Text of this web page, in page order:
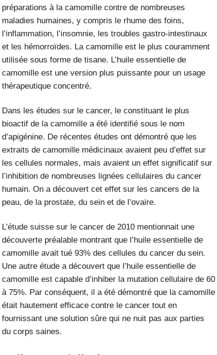
préparations à la camomille contre de nombreuses
maladies humaines, y compris le rhume des foins,
l’inflammation, l’insomnie, les troubles gastro-intestinaux
et les hémorroïdes. La camomille est le plus couramment
utilisée sous forme de tisane. L’huile essentielle de
camomille est une version plus puissante pour un usage
thérapeutique concentré.
Dans les études sur le cancer, le constituant le plus
bioactif de la camomille a été identifié sous le nom
d’apigénine. De récentes études ont démontré que les
extraits de camomille médicinaux avaient peu d’effet sur
les cellules normales, mais avaient un effet significatif sur
l’inhibition de nombreuses lignées cellulaires du cancer
humain. On a découvert cet effet sur les cancers de la
peau, de la prostate, du sein et de l’ovaire.
L’étude suisse sur le cancer de 2010 mentionnait une
découverte préalable montrant que l’huile essentielle de
camomille avait tué 93% des cellules du cancer du sein.
Une autre étude a découvert que l’huile essentielle de
camomille est capable d’inhiber la mutation cellulaire de 60
à 75%. Par conséquent, il a été démontré que la camomille
était hautement efficace contre le cancer tout en
fournissant une solution sûre qui ne nuit pas aux parties
du corps saines.